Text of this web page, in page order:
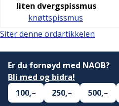
liten dvergspissmus
knøttspissmus
Siter denne ordartikkelen
Er du fornøyd med NAOB?
Bli med og bidra!
100,–
250,– 500,–